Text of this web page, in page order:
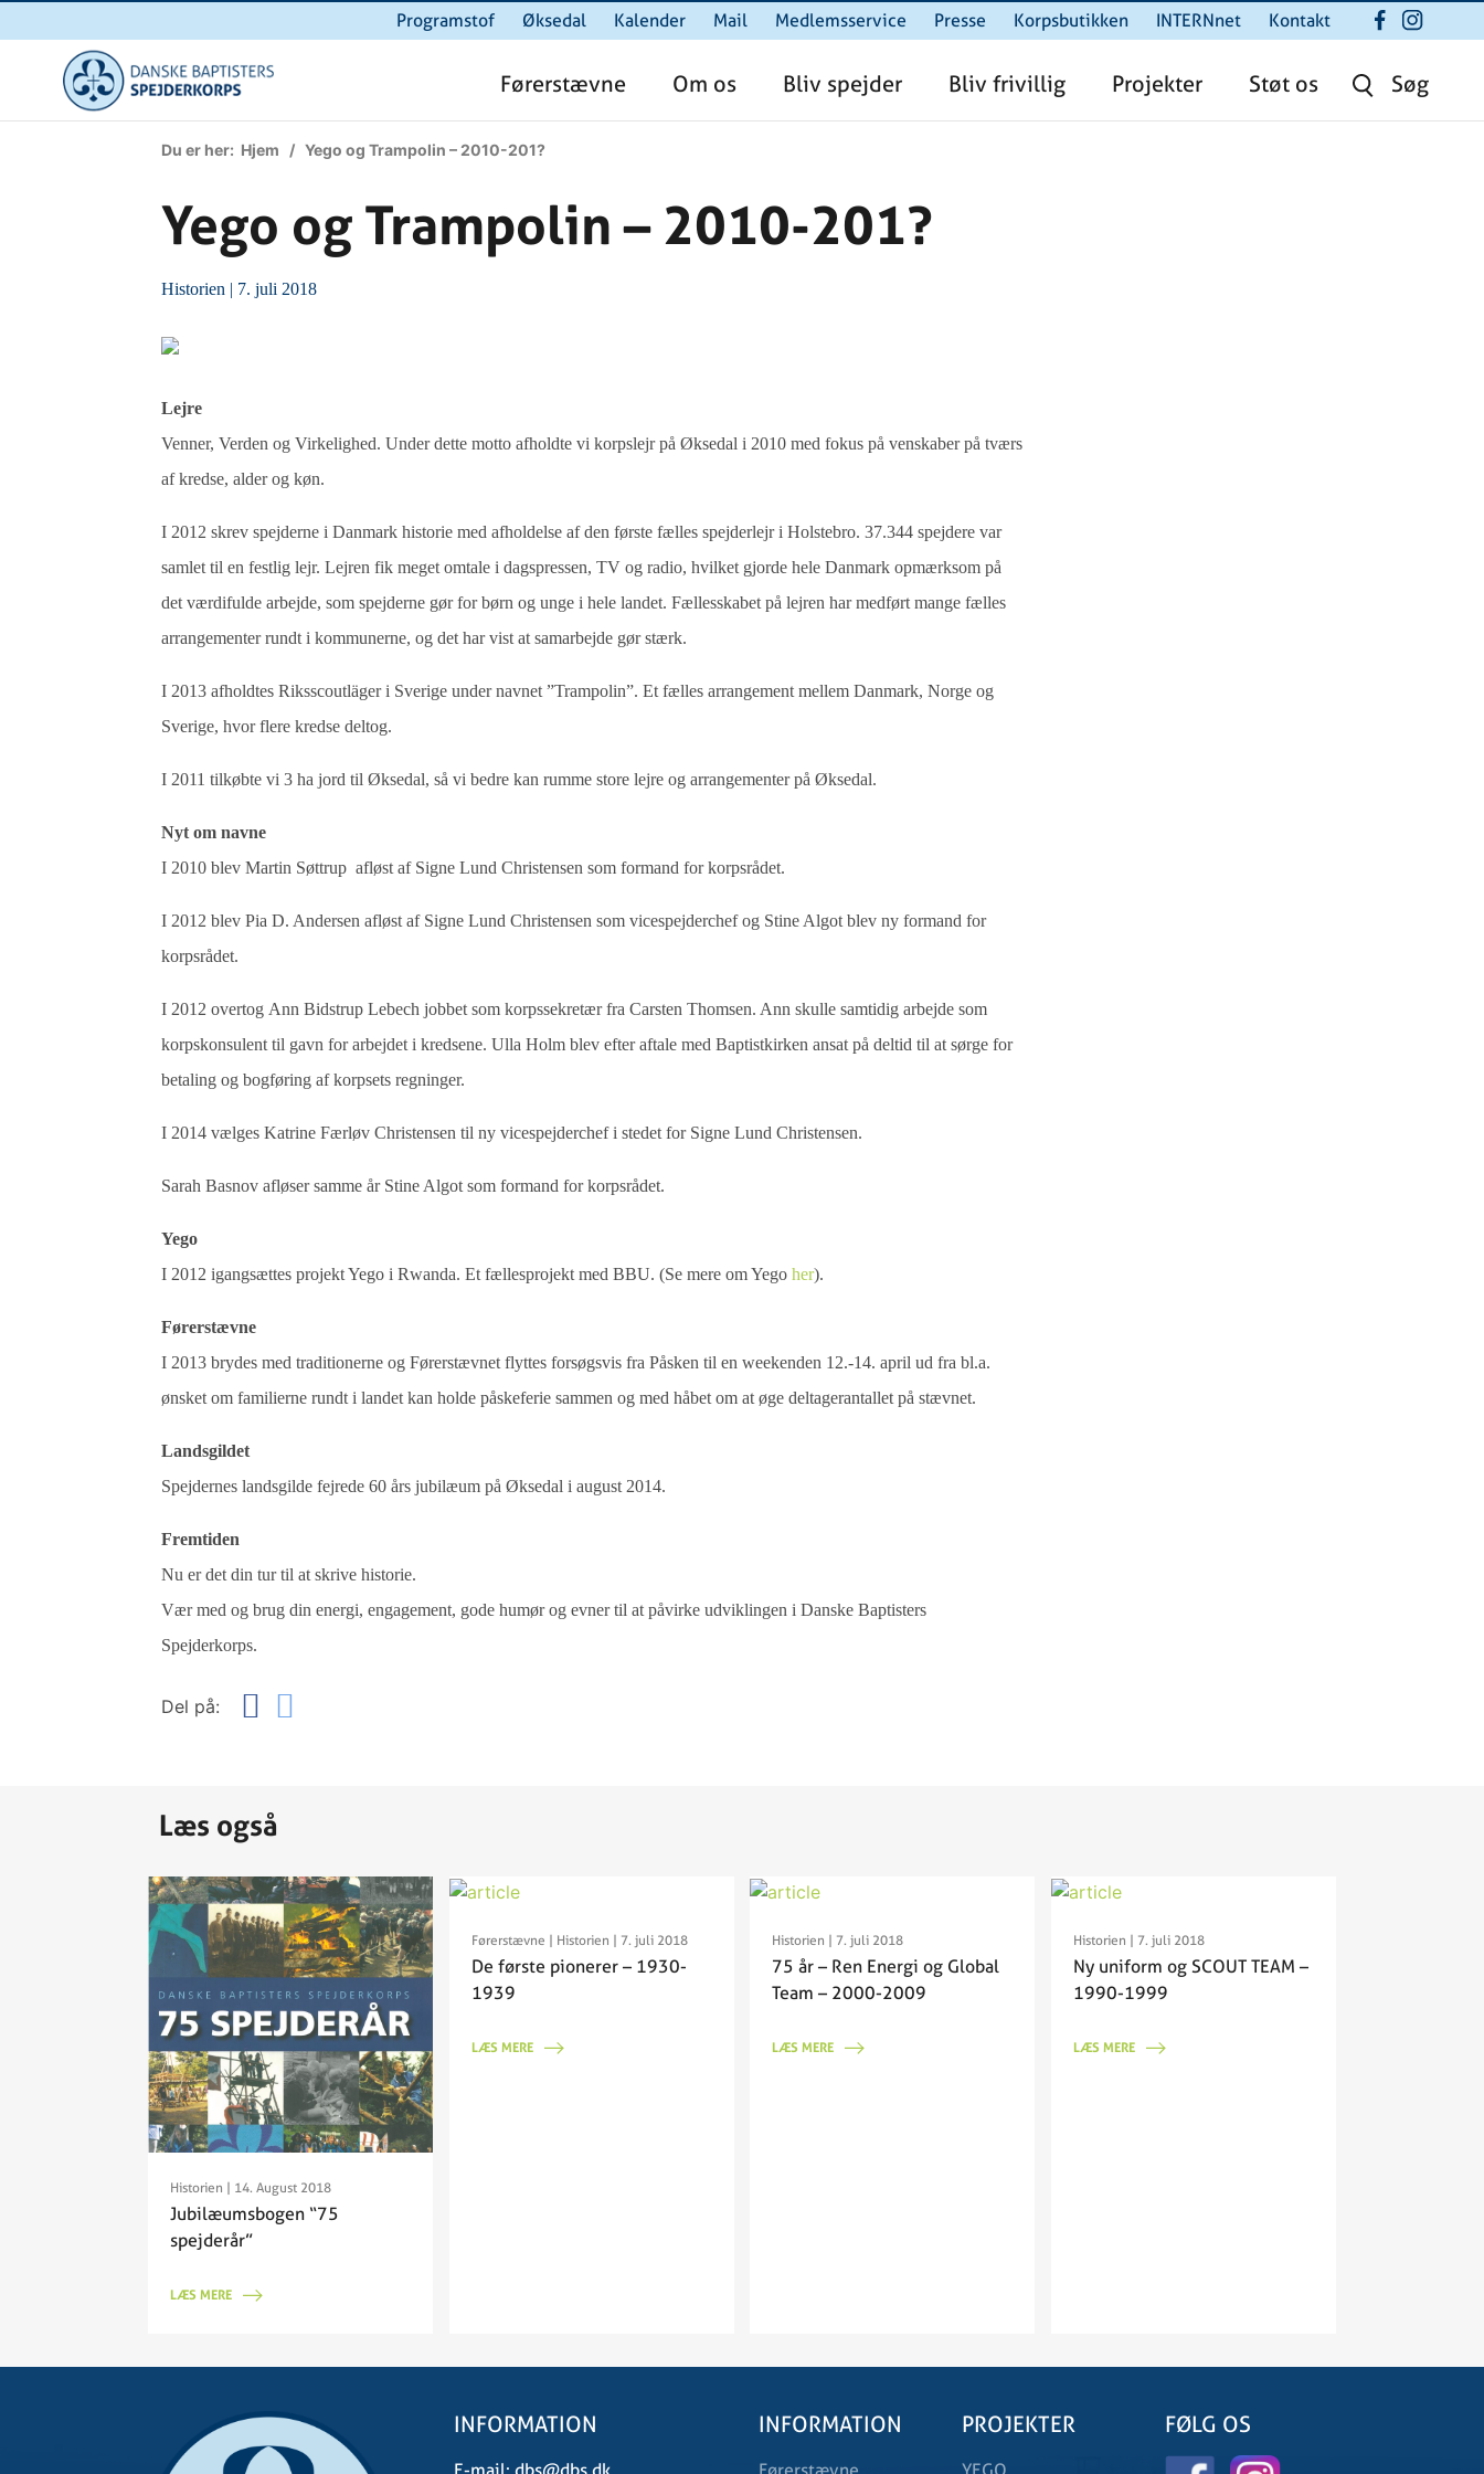
Programstof Øksedal Kalender Mail Medlemsservice Presse Korpsbutikken INTERNnet Kontakt
Søg
Førerstævne Om os Bliv spejder Bliv frivillig Projekter Støt os
Du er her: Hjem / Yego og Trampolin – 2010-201?
Yego og Trampolin – 2010-201?
Historien | 7. juli 2018
Lejre
Venner, Verden og Virkelighed. Under dette motto afholdte vi korpslejr på Øksedal i 2010 med fokus på venskaber på tværs
af kredse, alder og køn.
I 2012 skrev spejderne i Danmark historie med afholdelse af den første fælles spejderlejr i Holstebro. 37.344 spejdere var
samlet til en festlig lejr. Lejren fik meget omtale i dagspressen, TV og radio, hvilket gjorde hele Danmark opmærksom på
det værdifulde arbejde, som spejderne gør for børn og unge i hele landet. Fællesskabet på lejren har medført mange fælles
arrangementer rundt i kommunerne, og det har vist at samarbejde gør stærk.
I 2013 afholdtes Riksscoutläger i Sverige under navnet ”Trampolin”. Et fælles arrangement mellem Danmark, Norge og
Sverige, hvor flere kredse deltog.
I 2011 tilkøbte vi 3 ha jord til Øksedal, så vi bedre kan rumme store lejre og arrangementer på Øksedal.
Nyt om navne
I 2010 blev Martin Søttrup afløst af Signe Lund Christensen som formand for korpsrådet.
I 2012 blev Pia D. Andersen afløst af Signe Lund Christensen som vicespejderchef og Stine Algot blev ny formand for
korpsrådet.
I 2012 overtog Ann Bidstrup Lebech jobbet som korpssekretær fra Carsten Thomsen. Ann skulle samtidig arbejde som
korpskonsulent til gavn for arbejdet i kredsene. Ulla Holm blev efter aftale med Baptistkirken ansat på deltid til at sørge for
betaling og bogføring af korpsets regninger.
I 2014 vælges Katrine Færløv Christensen til ny vicespejderchef i stedet for Signe Lund Christensen.
Sarah Basnov afløser samme år Stine Algot som formand for korpsrådet.
Yego
I 2012 igangsættes projekt Yego i Rwanda. Et fællesprojekt med BBU. (Se mere om Yegoher).
Førerstævne
I 2013 brydes med traditionerne og Førerstævnet flyttes forsøgsvis fra Påsken til en weekenden 12.-14. april ud fra bl.a.
ønsket om familierne rundt i landet kan holde påskeferie sammen og med håbet om at øge deltagerantallet på stævnet.
Landsgildet
Spejdernes landsgilde fejrede 60 års jubilæum på Øksedal i august 2014.
Fremtiden
Nu er det din tur til at skrive historie.
Vær med og brug din energi, engagement, gode humør og evner til at påvirke udviklingen i Danske Baptisters
Spejderkorps.
Del på:
Læs også
Historien | 14. August 2018
Jubilæumsbogen “75
spejderår”
LÆS MERE
Førerstævne | Historien | 7. juli 2018
De første pionerer – 1930-
1939
LÆS MERE
Historien | 7. juli 2018
75 år – Ren Energi og Global
Team – 2000-2009
LÆS MERE
Historien | 7. juli 2018
Ny uniform og SCOUT TEAM –
1990-1999
LÆS MERE
INFORMATION INFORMATION PROJEKTER FØLG OS